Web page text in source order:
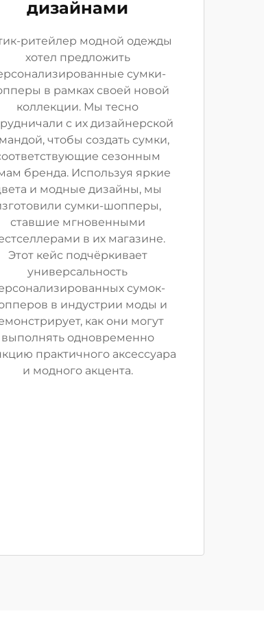
дизайнами
ритейлер модной одежды
хотел предложить
сумки-
в рамках своей новой
коллекции. Мы тесно
с их дизайнерской
чтобы создать сумки,
сезонным
бренда. Используя яркие
и модные дизайны, мы
сумки-шопперы,
ставшие мгновенными
в их магазине.
Этот кейс подчёркивает
универсальность
сумок-
в индустрии моды и
как они могут
выполнять одновременно
практичного аксессуара
и модного акцента.